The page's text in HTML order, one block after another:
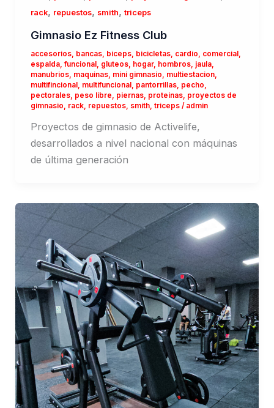
rack, repuestos, smith, triceps
Gimnasio Ez Fitness Club
accesorios, bancas, biceps, bicicletas, cardio, comercial,
espalda,funcional, gluteos, hogar, hombros, jaula,
manubrios, maquinas, mini gimnasio, multiestacion,
multifincional, multifuncional, pantorrillas, pecho,
pectorales, peso libre, piernas, proteinas, proyectos de
gimnasio, rack, repuestos, smith, triceps/ admin
Proyectos de gimnasio de Activelife,
desarrollados a nivel nacional con máquinas
de última generación